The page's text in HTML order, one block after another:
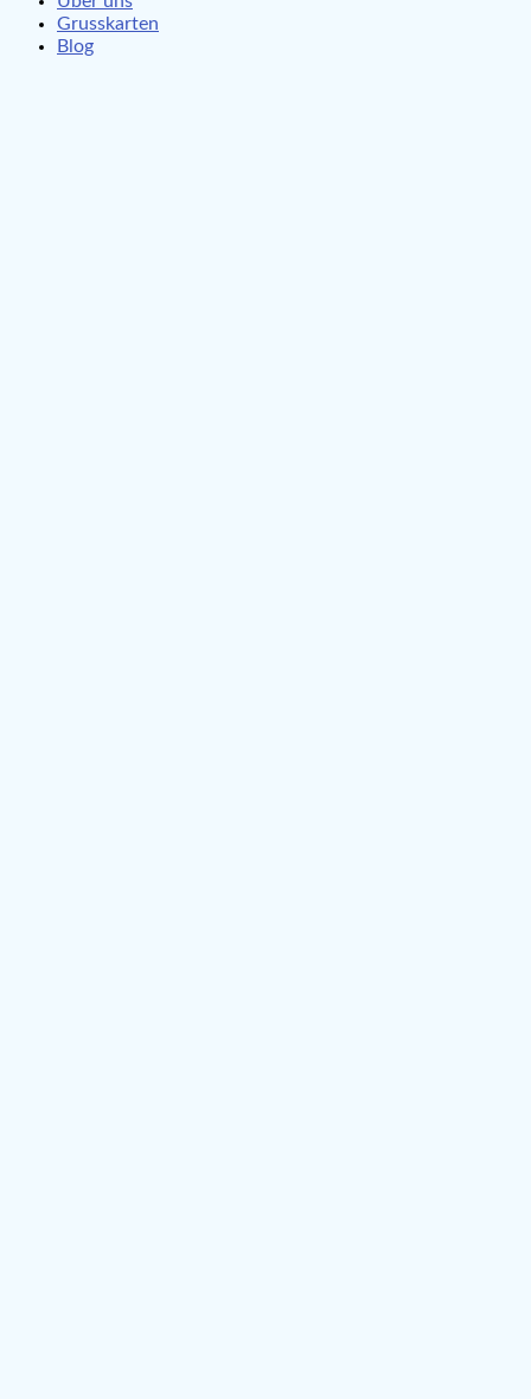
Grusskarten
Blog